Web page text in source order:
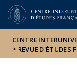
CENTRE
> REVUE D'ÉTUDES